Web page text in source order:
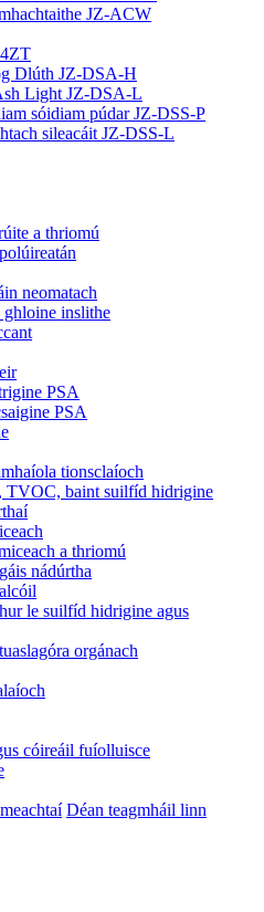
JZ-ACW
Dlúth JZ-DSA-H
Light JZ-DSA-L
sóidiam púdar JZ-DSS-P
sileacáit JZ-DSS-L
a thriomú
neomatach
ghloine inslithe
PSA
PSA
tionsclaíoch
TVOC, baint suilfíd hidrigine
a thriomú
nádúrtha
le suilfíd hidrigine agus
orgánach
cóireáil fuíolluisce
Déan teagmháil linn